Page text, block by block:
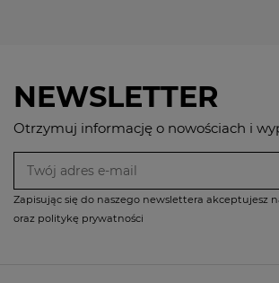
NEWSLETTER
Otrzymuj informację o nowościach i
Zapisując się do naszego newslettera akceptujesz
oraz politykę prywatności